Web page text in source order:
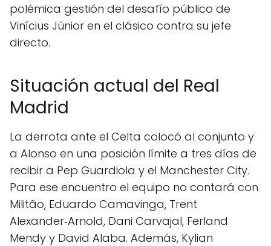
polémica gestión del desafío público de
Vinícius Júnior en el clásico contra su jefe
directo.
Situación actual del Real
Madrid
La derrota ante el Celta colocó al conjunto y
a Alonso en una posición límite a tres días de
recibir a Pep Guardiola y el Manchester City.
Para ese encuentro el equipo no contará con
Militão, Eduardo Camavinga, Trent
Alexander‑Arnold, Dani Carvajal, Ferland
Mendy y David Alaba. Además, Kylian